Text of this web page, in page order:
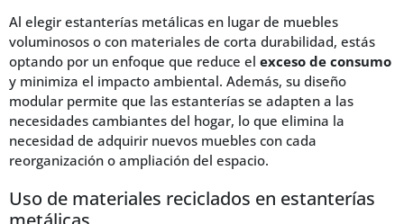
Al elegir estanterías metálicas en lugar de muebles
voluminosos o con materiales de corta durabilidad, estás
optando por un enfoque que reduce el exceso de consumo
y minimiza el impacto ambiental. Además, su diseño
modular permite que las estanterías se adapten a las
necesidades cambiantes del hogar, lo que elimina la
necesidad de adquirir nuevos muebles con cada
reorganización o ampliación del espacio.
Uso de materiales reciclados en estanterías